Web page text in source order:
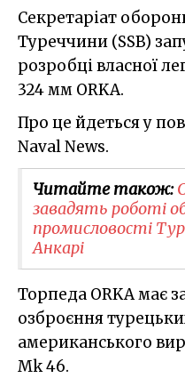
Секретаріат оборонної промисловості
Туреччини (SSB)
розробці власної
324 мм ORKA.
Про це йдеться у
Naval News.
Читайте також:
завадять роботі
промисловості
Анкарі
Торпеда ORKA має
озброєння
американського
Мk 46.